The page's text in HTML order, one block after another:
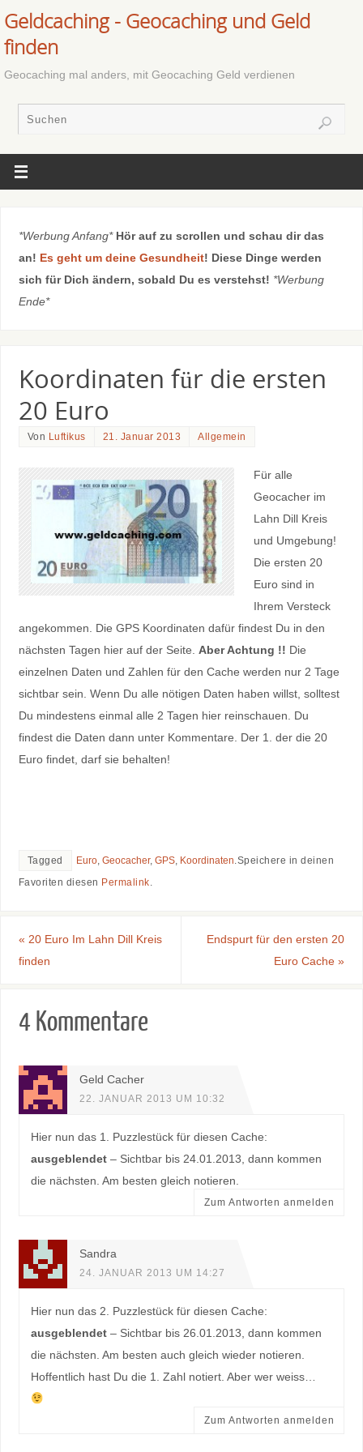
Geldcaching - Geocaching und Geld
finden
Geocaching mal anders, mit Geocaching Geld verdienen
*Werbung Anfang* Hör auf zu scrollen und schau dir das
an! Es geht um deine Gesundheit! Diese Dinge werden
sich für Dich ändern, sobald Du es verstehst! *Werbung
Ende*
Koordinaten für die ersten
20 Euro
Von Luftikus 21. Januar 2013 Allgemein
Für alle
Geocacher im
Lahn Dill Kreis
und Umgebung!
Die ersten 20
Euro sind in
Ihrem Versteck
angekommen. Die GPS Koordinaten dafür findest Du in den
nächsten Tagen hier auf der Seite. Aber Achtung !! Die
einzelnen Daten und Zahlen für den Cache werden nur 2 Tage
sichtbar sein. Wenn Du alle nötigen Daten haben willst, solltest
Du mindestens einmal alle 2 Tagen hier reinschauen. Du
findest die Daten dann unter Kommentare. Der 1. der die 20
Euro findet, darf sie behalten!
Tagged Euro, Geocacher, GPS, Koordinaten.Speichere in deinen
Favoriten diesen Permalink.
« 20 Euro Im Lahn Dill Kreis
finden
Endspurt für den ersten 20
Euro Cache»
4 Kommentare
Geld Cacher
22. JANUAR 2013 UM 10:32
Hier nun das 1. Puzzlestück für diesen Cache:
ausgeblendet– Sichtbar bis 24.01.2013, dann kommen
die nächsten. Am besten gleich notieren.
Zum Antworten anmelden
Sandra
24. JANUAR 2013 UM 14:27
Hier nun das 2. Puzzlestück für diesen Cache:
ausgeblendet– Sichtbar bis 26.01.2013, dann kommen
die nächsten. Am besten auch gleich wieder notieren.
Hoffentlich hast Du die 1. Zahl notiert. Aber wer weiss…
Zum Antworten anmelden